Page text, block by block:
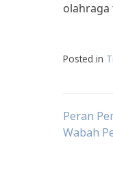
olahraga
Posted in
Post
Peran
Wabah